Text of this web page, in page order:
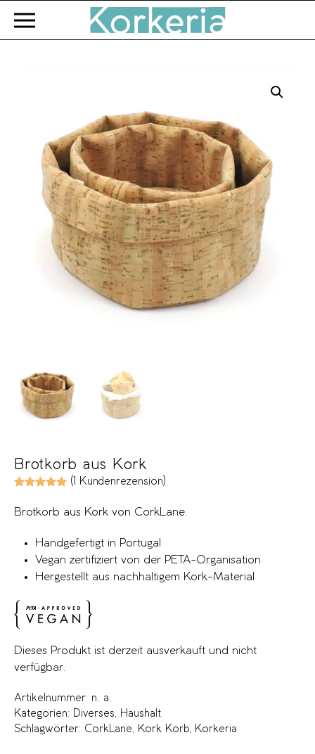
Zum Hauptinhalt springen
Brotkorb aus Kork
Bewertet mit5.00von 5, basierend auf
1( Kundenrezension)
Brotkorb aus Kork von CorkLane.
Handgefertigt in Portugal
Vegan zertifiziert von der PETA-Organisation
Hergestellt aus nachhaltigem Kork-Material
Dieses Produkt ist derzeit ausverkauft und nicht
verfügbar.
Artikelnummer: n. a.
Kategorien:
Diverses
Haushalt
Schlagwörter: CorkLane Kork Korb Korkeria